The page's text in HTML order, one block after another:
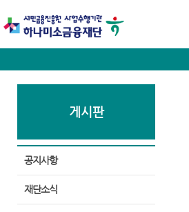
게시판
공지사항
재단소식